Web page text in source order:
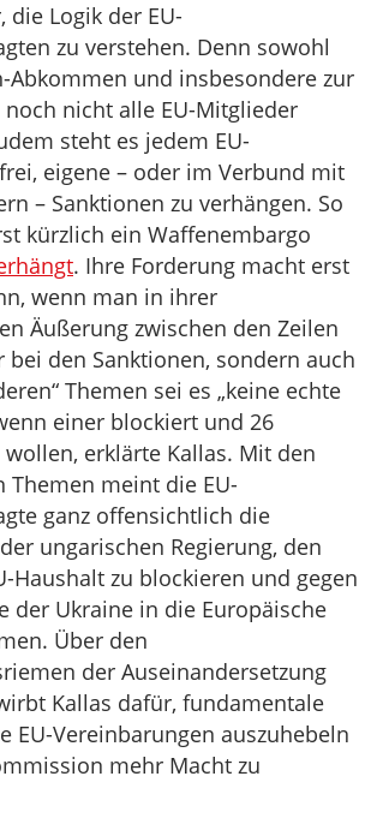
die Logik der EU-
zu verstehen. Denn sowohl
Abkommen und insbesondere zur
noch nicht alle EU-Mitglieder
steht es jedem EU-
eigene – oder im Verbund mit
– Sanktionen zu verhängen. So
kürzlich ein Waffenembargo
. Ihre Forderung macht erst
wenn man in ihrer
Äußerung zwischen den Zeilen
den Sanktionen, sondern auch
Themen sei es „keine echte
einer blockiert und 26
erklärte Kallas. Mit den
Themen meint die EU-
ganz offensichtlich die
ungarischen Regierung, den
Haushalt zu blockieren und gegen
der Ukraine in die Europäische
Über den
der Auseinandersetzung
Kallas dafür, fundamentale
EU-Vereinbarungen auszuhebeln
mehr Macht zu